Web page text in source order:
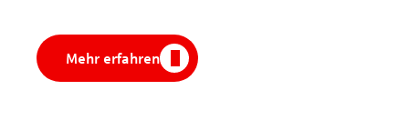
Mehr erfahren